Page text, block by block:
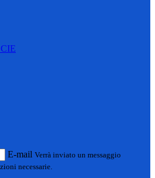
E-mail Verrà inviato un messaggio
necessarie.